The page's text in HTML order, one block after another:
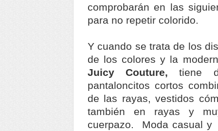
comprobarán en las
para no repetir colorido.
Y cuando se trata de los
de los colores y la
Juicy Couture,tiene
pantaloncitos cortos
de las rayas, vestidos
también en rayas y
cuerpazo. Moda casual y